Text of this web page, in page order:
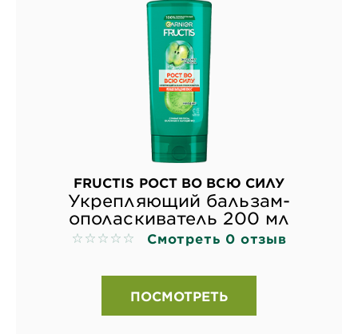
FRUCTIS РОСТ ВО ВСЮ СИЛУ
Укрепляющий бальзам-
ополаскиватель 200 мл
No reviews Смотреть 0 отзыв
ПОСМОТРЕТЬ